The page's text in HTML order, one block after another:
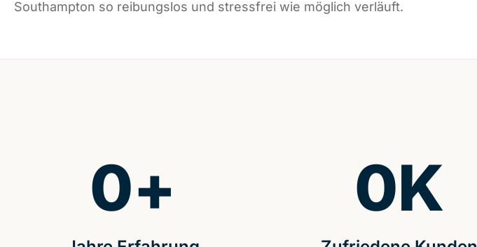
Southampton so reibungslos und stressfrei wie möglich verläuft.
0+ 0K